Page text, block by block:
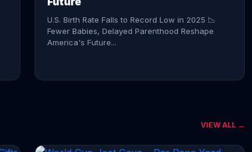
U.S. Birth Rate Falls to Record Low in 2025 📉
Fewer Babies, Delayed Parenthood Reshape
America's Future...
VIEW ALL →